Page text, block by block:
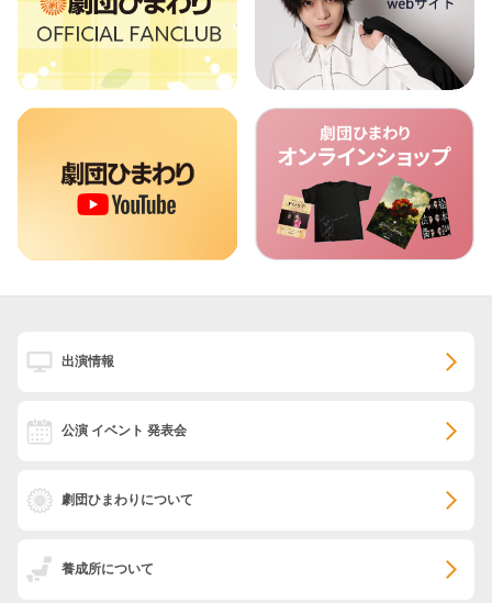
出演情報
公演 イベント 発表会
劇団ひまわりについて
養成所について